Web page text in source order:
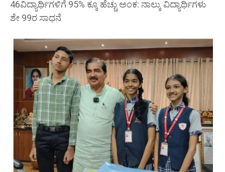
46ವಿದ್ಯಾರ್ಥಿಗಳಿಗೆ 95% ಕ್ಕೂ ಹೆಚ್ಚು ಅಂಕ: ನಾಲ್ಕು ವಿದ್ಯಾರ್ಥಿಗಳು
ಶೇ 99ರ ಸಾಧನೆ